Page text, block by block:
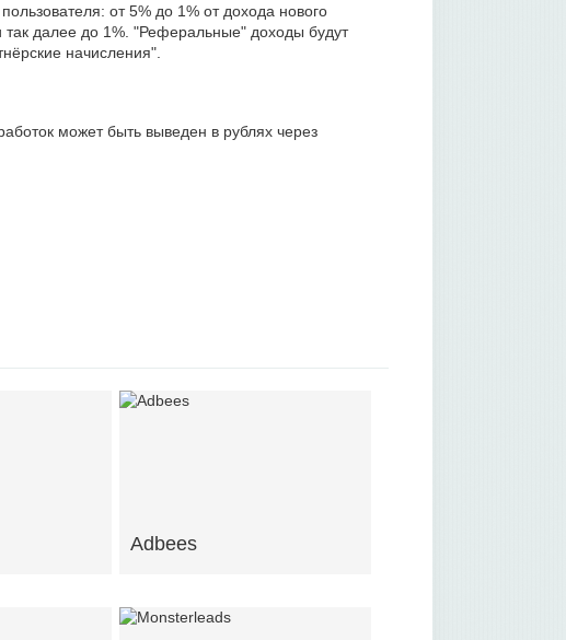
от 5% до 1% от дохода нового
далее до 1%. "Реферальные" доходы будут
начисления".
может быть выведен в рублях через
Adbees